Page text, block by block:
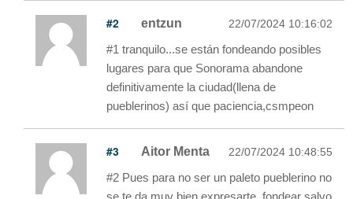
#2 entzun 22/07/2024 10:16:02
#1 tranquilo...se están fondeando posibles
lugares para que Sonorama abandone
definitivamente la ciudad(llena de
pueblerinos) así que paciencia,csmpeon
#3 Aitor Menta 22/07/2024 10:48:55
#2 Pues para no ser un paleto pueblerino no
se te da muy bien expresarte, fondear salvo